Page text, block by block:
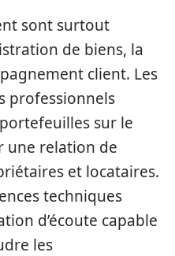
sont surtout
de biens, la
client. Les
professionnels
sur le
une relation de
et locataires.
techniques
d’écoute capable
les